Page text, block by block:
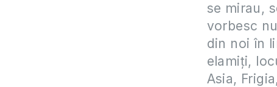
se mirau,
vorbesc
din noi în
elamiţi,
Asia,